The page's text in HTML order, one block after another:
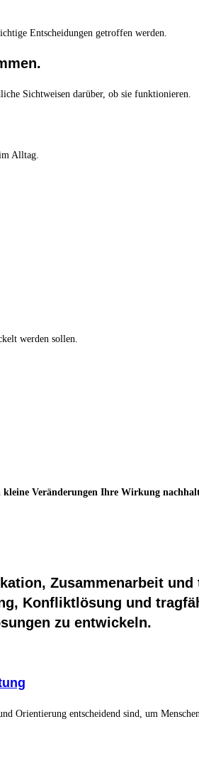
Entscheidungen getroffen werden.
Sichtweisen darüber, ob sie funktionieren.
Alltag.
werden sollen.
Veränderungen Ihre Wirkung
Zusammenarbeit
Konfliktlösung und
zu entwickeln.
Orientierung entscheidend sind, um